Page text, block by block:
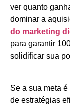
ver quanto
dominar a
do marketing
para garantir
solidificar sua
Se a sua meta
de estratégias